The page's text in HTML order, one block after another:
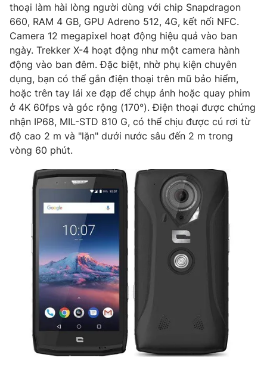
Phim VTV
Hậu trường
Nhân vật
Khán giả
Giải sao mai
Giải trí
Điện ảnh
Âm nhạc
Sao
Đời sống
Du lịch
Làm đẹp
Chất lượng cuộc sống
Giáo dục
Tuyển sinh
Học trực tuyến
Công nghệ
Hitech Công nghệ tương lai
Sản phẩm
Giao lưu trực tuyến
Lịch phát sóng
Chuyên mục khác
Emagazine Podcast
Photo
Shorts video
VTV Money VTV Thể thao
thoại làm hài lòng người dùng với chip Snapdragon
660, RAM 4 GB, GPU Adreno 512, 4G, kết nối NFC.
Camera 12 megapixel hoạt động hiệu quả vào ban
ngày. Trekker X-4 hoạt động như một camera hành
động vào ban đêm. Đặc biệt, nhờ phụ kiện chuyên
dụng, bạn có thể gắn điện thoại trên mũ bảo hiểm,
hoặc trên tay lái xe đạp để chụp ảnh hoặc quay phim
ở 4K 60fps và góc rộng (170°). Điện thoại được chứng
nhận IP68, MIL-STD 810 G, có thể chịu được cú rơi từ
độ cao 2 m và "lặn" dưới nước sâu đến 2 m trong
vòng 60 phút.